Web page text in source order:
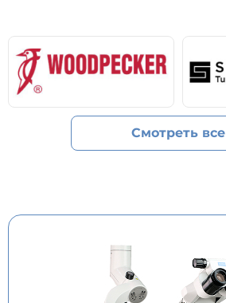
Смотреть все